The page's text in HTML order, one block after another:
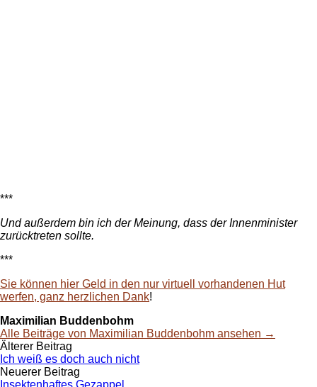
***
Und außerdem bin ich der Meinung, dass der Innenminister
zurücktreten sollte.
***
Sie können hier Geld in den nur virtuell vorhandenen Hut
werfen, ganz herzlichen Dank!
Maximilian Buddenbohm
Alle Beiträge von Maximilian Buddenbohm ansehen →
Beitrags-
Navigation
Älterer Beitrag
Ich weiß es doch auch nicht
Neuerer Beitrag
Insektenhaftes Gezappel